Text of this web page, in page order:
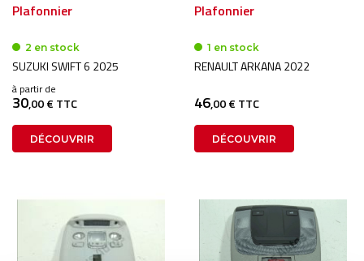
Plafonnier
2 en stock
SUZUKI SWIFT 6 2025
à partir de
30,00 € TTC
DÉCOUVRIR
Plafonnier
1 en stock
RENAULT ARKANA 2022
46,00 € TTC
DÉCOUVRIR